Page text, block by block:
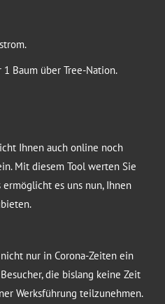
Baum über Tree-Nation.
Ihnen auch online noch
Mit diesem Tool werten Sie
ermöglicht es uns nun, Ihnen
nur in Corona-Zeiten ein
die bislang keine Zeit
Werksführung teilzunehmen.